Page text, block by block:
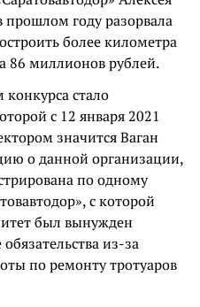
году разорвала
более километра
86 миллионов рублей.
стало
с 12 января 2021
значится Ваган
о данной организации,
по одному
с которой
был вынужден
из-за
по ремонту тротуаров